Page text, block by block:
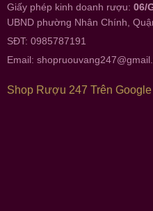
Giấy phép kinh doanh rượu: 06/
UBND phường Nhân Chính,
SĐT: 0985787191
Email:
Shop Rượu 247 Trên